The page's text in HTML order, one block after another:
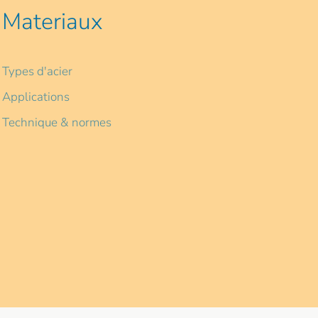
Materiaux
Types d'acier
Applications
Technique & normes